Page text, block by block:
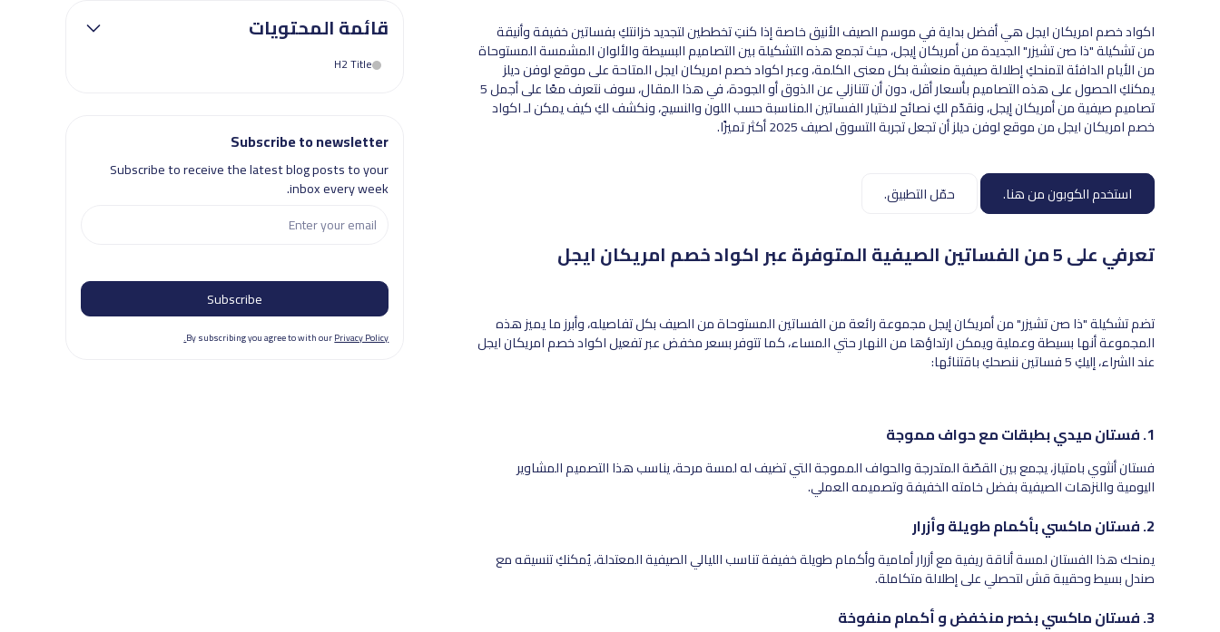
اكواد خصم امريكان ايجل هي أفضل بداية في موسم الصيف الأنيق خاصة إذا كنتِ تخططين لتجديد خزانتكِ بفساتين خفيفة وأنيقة
من تشكيلة "ذا صن تشيزر" الجديدة من أمريكان إيجل، حيث تجمع هذه التشكيلة بين التصاميم البسيطة والألوان المشمسة المستوحاة
من الأيام الدافئة لتمنحكِ إطلالة صيفية منعشة بكل معنى الكلمة، وعبر اكواد خصم امريكان ايجل المتاحة على موقع لوفن ديلز
يمكنكِ الحصول على هذه التصاميم بأسعار أقل، دون أن تتنازلي عن الذوق أو الجودة، في هذا المقال، سوف نتعرف معًا على أجمل 5
تصاميم صيفية من أمريكان إيجل، ونقدّم لكِ نصائح لاختيار الفساتين المناسبة حسب اللون والنسيج، ونكشف لكِ كيف يمكن لـ اكواد
خصم امريكان ايجل من موقع لوفن ديلز أن تجعل تجربة التسوق لصيف 2025 أكثر تميزًا.
استخدم الكوبون من هنا. حمّل التطبيق.
تعرفي على 5 من الفساتين الصيفية المتوفرة عبر اكواد خصم امريكان ايجل
تضم تشكيلة "ذا صن تشيزر" من أمريكان إيجل مجموعة رائعة من الفساتين المستوحاة من الصيف بكل تفاصيله، وأبرز ما يميز هذه
المجموعة أنها بسيطة وعملية ويمكن ارتداؤها من النهار حتي المساء، كما تتوفر بسعر مخفض عبر تفعيل اكواد خصم امريكان ايجل
عند الشراء، إليكِ 5 فساتين ننصحكِ باقتنائها:
1. فستان ميدي بطبقات مع حواف مموجة
فستان أنثوي بامتياز، يجمع بين القصّة المتدرجة والحواف المموجة التي تضيف له لمسة مرحة، يناسب هذا التصميم المشاوير
اليومية والنزهات الصيفية بفضل خامته الخفيفة وتصميمه العملي.
2. فستان ماكسي بأكمام طويلة وأزرار
يمنحك هذا الفستان لمسة أناقة ريفية مع أزرار أمامية وأكمام طويلة خفيفة تناسب الليالي الصيفية المعتدلة، يُمكنكِ تنسيقه مع
صندل بسيط وحقيبة قش لتحصلي على إطلالة متكاملة.
3. فستان ماكسي بخصر منخفض و أكمام منفوخة
قائمة المحتويات
H2 Title
Subscribe to newsletter
Subscribe to receive the latest blog posts to your
inbox every week.
By subscribing you agree to with ourPrivacy Policy.